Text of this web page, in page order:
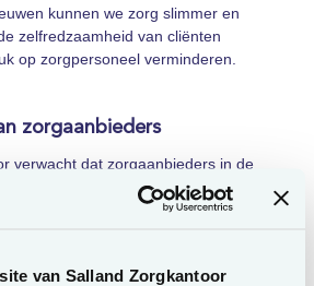
van Salland Zorgkantoor
kunnen we zorg slimmer en
zelfredzaamheid van cliënten
op zorgpersoneel verminderen.
zorgaanbieders
verwacht dat zorgaanbieders in de
in de periode 2024-2026 werken met
innovaties. Inspiratie nodig? Kijk op